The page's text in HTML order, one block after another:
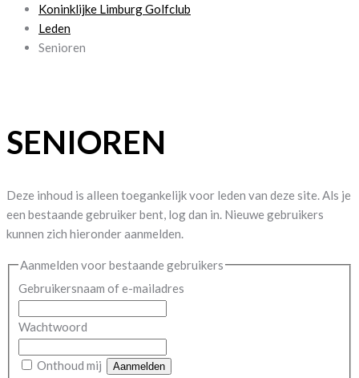
Koninklijke Limburg Golfclub
Leden
Senioren
SENIOREN
Deze inhoud is alleen toegankelijk voor leden van deze site. Als je
een bestaande gebruiker bent, log dan in. Nieuwe gebruikers
kunnen zich hieronder aanmelden.
Aanmelden voor bestaande gebruikers
Gebruikersnaam of e-mailadres
Wachtwoord
Onthoud mij